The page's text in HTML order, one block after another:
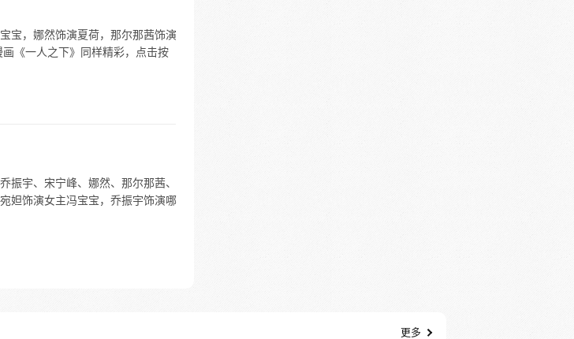
宝，娜然饰演夏荷，那尔那茜饰演
《一人之下》同样精彩，点击按
振宇、宋宁峰、娜然、那尔那茜、
妲饰演女主冯宝宝，乔振宇饰演哪
更多